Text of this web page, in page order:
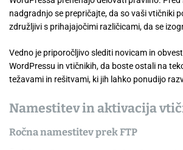
nadgradnjo se prepričajte, da so vaši vtičniki
združljivi s prihajajočimi različicami, da se
Vedno je priporočljivo slediti novicam in
WordPressu in vtičnikih, da boste ostali na
težavami in rešitvami, ki jih lahko ponudijo
Namestitev in aktivacija
Ročna namestitev prek FTP